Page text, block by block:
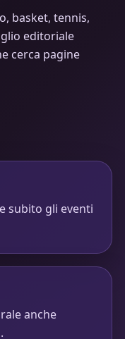
basket, tennis,
editoriale
cerca pagine
subito gli eventi
anche